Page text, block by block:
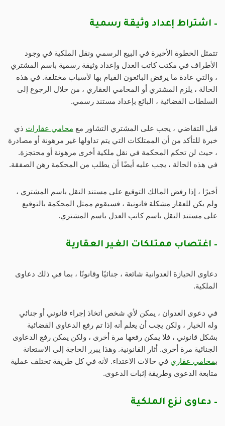
– اشتراط إعداد وثيقة رسمية
تتمثل الخطوة الأخيرة في البيع الرسمي ونقل الملكية في وجود
الأطراف في مكتب كاتب العدل وإعداد وثيقة رسمية باسم المشتري
، والتي عادة ما يرفض البائعون القيام بها لأسباب مختلفة. في هذه
الحالة ، يلزم المشتري أو المحامي العقاري ، من خلال الرجوع إلى
السلطات القضائية ، البائع بإعداد مستند رسمي.
قبل التقاضي ، يجب على المشتري التشاور مع محامي عقارات ذي
خبرة للتأكد من أن الممتلكات التي يتم تداولها غير مرهونة أو مصادرة
، حيث لن تحكم المحكمة في نقل ملكية أخرى مرهونة أو محتجزة.
في هذه الحالة ، يجب عليه أيضًا أن يطلب من المحكمة رهن الصفقة.
أخيرًا ، إذا رفض المالك التوقيع على مستند النقل باسم المشتري ،
ولم يكن للعقار مشكلة قانونية ، فسيقوم ممثل المحكمة بالتوقيع
على مستند النقل باسم كاتب العدل باسم المشتري.
– اغتصاب ممتلكات الغير العقارية
دعاوى الحيازة العدوانية شائعة ، جنائيًا وقانونًا ، بما في ذلك دعاوى
الملكية.
في دعوى العدوان ، يمكن لأي شخص اتخاذ إجراء قانوني أو جنائي
وله الخيار ، ولكن يجب أن يعلم أنه إذا تم رفع الدعاوى القضائية
بشكل قانوني ، فلا يمكن رفعها مرة أخرى ، ولكن يمكن رفع الدعاوى
الجنائية مرة أخرى. أثار القانونية. وهذا يبرر الحاجة إلى الاستعانة
بمحامي عقاري في حالات الاعتداء. لأنه في كل طريقة تختلف عملية
متابعة الدعوى وطريقة إثبات الدعوى.
– دعاوى نزع الملكية